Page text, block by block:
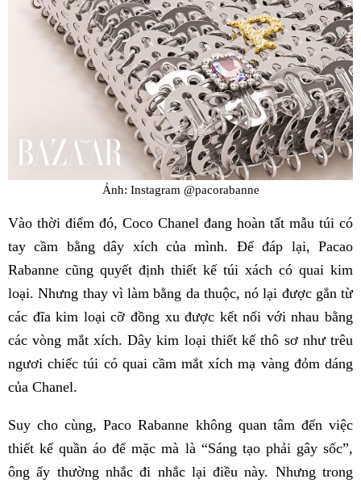
Ảnh: Instagram @pacorabanne
Vào thời điểm đó, Coco Chanel đang hoàn tất mẫu túi có
tay cầm bằng dây xích của mình. Để đáp lại, Pacao
Rabanne cũng quyết định thiết kế túi xách có quai kim
loại. Nhưng thay vì làm bằng da thuộc, nó lại được gắn từ
các đĩa kim loại cỡ đồng xu được kết nối với nhau bằng
các vòng mắt xích. Dây kim loại thiết kế thô sơ như trêu
ngươi chiếc túi có quai cầm mắt xích mạ vàng đỏm dáng
của Chanel.
Suy cho cùng, Paco Rabanne không quan tâm đến việc
thiết kế quần áo để mặc mà là “Sáng tạo phải gây sốc”,
ông ấy thường nhắc đi nhắc lại điều này. Nhưng trong